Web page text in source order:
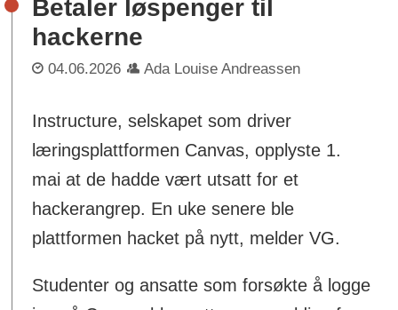
Betaler løspenger til
hackerne
04.06.2026 Ada Louise Andreassen
Instructure, selskapet som driver
læringsplattformen Canvas, opplyste 1.
mai at de hadde vært utsatt for et
hackerangrep. En uke senere ble
plattformen hacket på nytt, melder VG.
Studenter og ansatte som forsøkte å logge